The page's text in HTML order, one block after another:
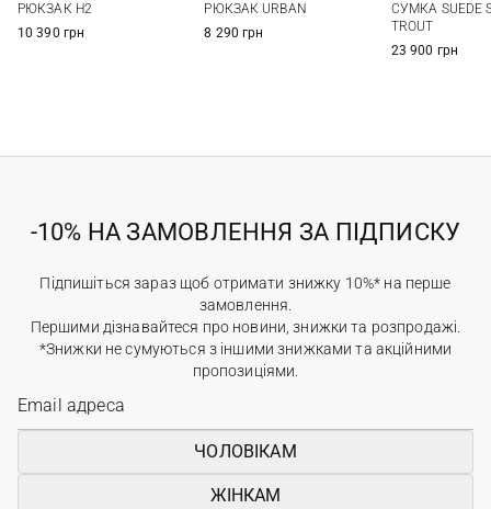
РЮКЗАК H2
10 390 грн
РЮКЗАК URBAN
8 290 грн
СУМКА SUEDE
TROUT
23 900 грн
-10% НА ЗАМОВЛЕННЯ ЗА ПІДПИСКУ
Підпишіться зараз щоб отримати знижку 10%* на перше
замовлення.
Першими дізнавайтеся про новини, знижки та розпродажі.
*Знижки не сумуються з іншими знижками та акційними
пропозиціями.
ЧОЛОВІКАМ
ЖІНКАМ